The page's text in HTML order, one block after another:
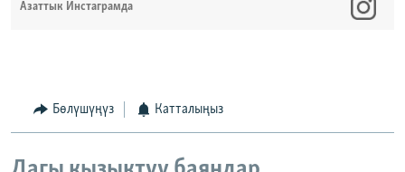
Азаттык Инстаграмда
Бөлүшүңүз Катталыңыз